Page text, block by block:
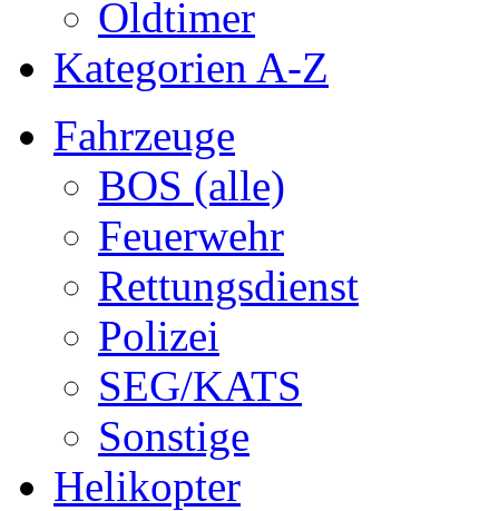
Oldtimer
Kategorien A-Z
Fahrzeuge
BOS (alle)
Feuerwehr
Rettungsdienst
Polizei
SEG/KATS
Sonstige
Helikopter